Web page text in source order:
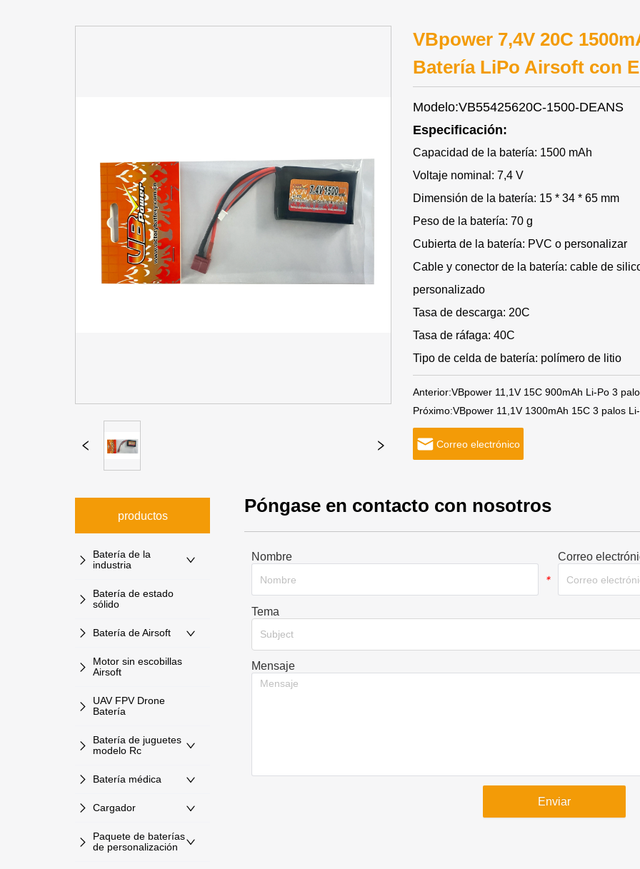
VBpower 7,4V 20C
Batería LiPo Airsoft con
Modelo:VB55425620C-1500-DEANS
Especificación:
Capacidad de la batería: 1500 mAh
Voltaje nominal: 7,4 V
Dimensión de la batería: 15 * 34 * 65 mm
Peso de la batería: 70 g
Cubierta de la batería: PVC o personalizar
Cable y conector de la batería: cable de
personalizado
Tasa de descarga: 20C
Tasa de ráfaga: 40C
Tipo de celda de batería: polímero de litio
Anterior:VBpower 11,1V 15C 900mAh Li-Po 3
Próximo:VBpower 11,1V 1300mAh 15C 3 palos
Correo electrónico
productos
Batería de la
industria
Batería de estado
sólido
Batería de Airsoft
Motor sin escobillas
Airsoft
UAV FPV Drone
Batería
Batería de juguetes
modelo Rc
Batería médica
Cargador
Paquete de baterías
de personalización
Póngase en contacto con nosotros
Nombre
*
Correo
Tema
Subject
Mensaje
Enviar